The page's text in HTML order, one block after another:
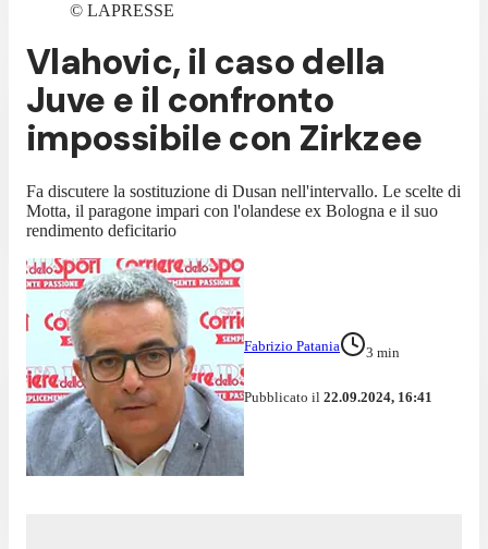
© LAPRESSE
Vlahovic, il caso della
Juve e il confronto
impossibile con Zirkzee
Fa discutere la sostituzione di Dusan nell'intervallo. Le scelte di
Motta, il paragone impari con l'olandese ex Bologna e il suo
rendimento deficitario
Fabrizio Patania 3 min
Pubblicato il 22.09.2024, 16:41